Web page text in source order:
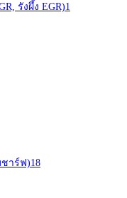
รังผึ้ง EGR)1
ชาร์ฟ)18